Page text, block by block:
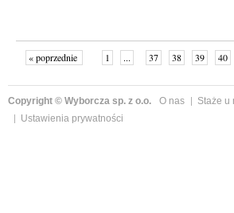
« poprzednie 1 ... 37 38 39 40
Copyright © Wyborcza sp. z o.o. O nas Staże u
Ustawienia prywatności